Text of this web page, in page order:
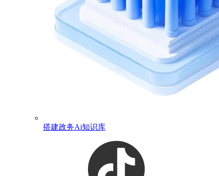
搭建政务Ai知识库